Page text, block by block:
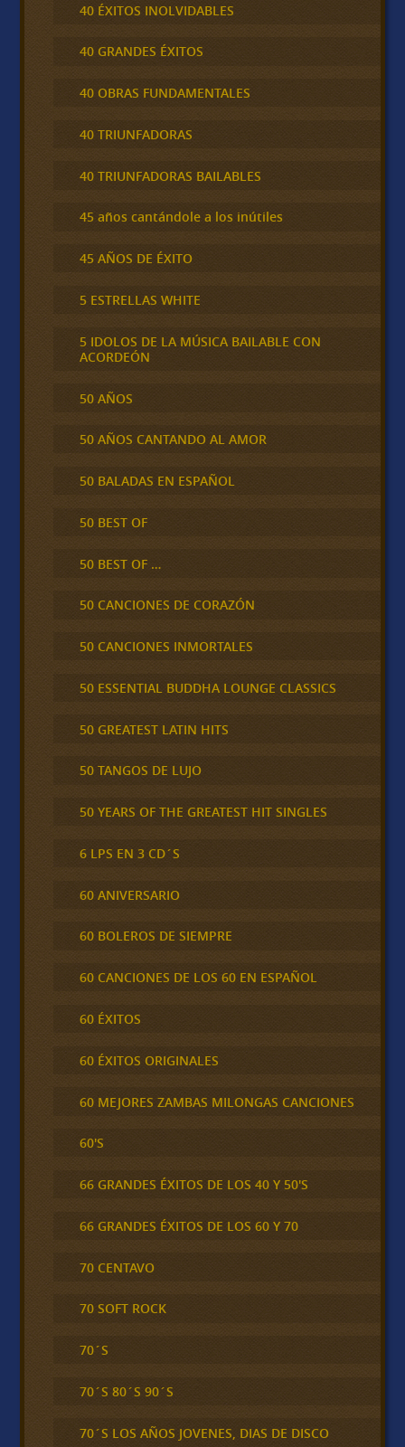
40 ÉXITOS INOLVIDABLES
40 GRANDES ÉXITOS
40 OBRAS FUNDAMENTALES
40 TRIUNFADORAS
40 TRIUNFADORAS BAILABLES
45 años cantándole a los inútiles
45 AÑOS DE ÉXITO
5 ESTRELLAS WHITE
5 IDOLOS DE LA MÚSICA BAILABLE CON
ACORDEÓN
50 AÑOS
50 AÑOS CANTANDO AL AMOR
50 BALADAS EN ESPAÑOL
50 BEST OF
50 BEST OF …
50 CANCIONES DE CORAZÓN
50 CANCIONES INMORTALES
50 ESSENTIAL BUDDHA LOUNGE CLASSICS
50 GREATEST LATIN HITS
50 TANGOS DE LUJO
50 YEARS OF THE GREATEST HIT SINGLES
6 LPS EN 3 CD´S
60 ANIVERSARIO
60 BOLEROS DE SIEMPRE
60 CANCIONES DE LOS 60 EN ESPAÑOL
60 ÉXITOS
60 ÉXITOS ORIGINALES
60 MEJORES ZAMBAS MILONGAS CANCIONES
60'S
66 GRANDES ÉXITOS DE LOS 40 Y 50'S
66 GRANDES ÉXITOS DE LOS 60 Y 70
70 CENTAVO
70 SOFT ROCK
70´S
70´S 80´S 90´S
70´S LOS AÑOS JOVENES, DIAS DE DISCO